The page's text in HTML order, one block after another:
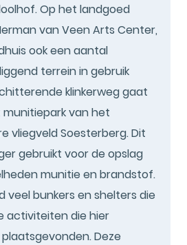
Op het landgoed
van Veen Arts Center,
ook een aantal
terrein in gebruik
klinkerweg gaat
van het
vliegveld Soesterberg. Dit
gebruikt voor de opslag
munitie en brandstof.
veel bunkers en shelters die
activiteiten die hier
Deze